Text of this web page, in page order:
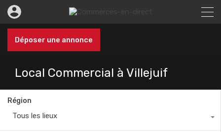
Déposer une annonce
Local Commercial à Villejuif
Région
Tous les lieux